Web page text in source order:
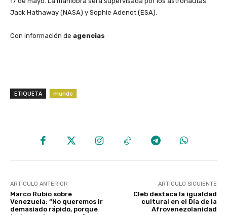
Jack Hathaway (NASA) y Sophie Adenot (ESA).
Con información de agencias
ETIQUETA mundo
ARTÍCULO ANTERIOR
Marco Rubio sobre
Venezuela: “No queremos ir
demasiado rápido, porque
ARTÍCULO SIGUIENTE
Cleb destaca la igualdad
cultural en el Día de la
Afrovenezolanidad